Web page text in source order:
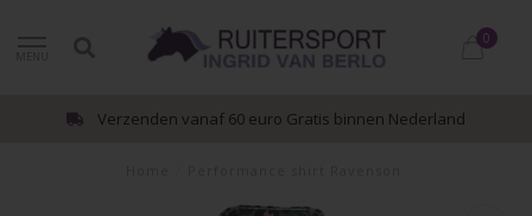
0
Verzenden vanaf 60 euro Gratis binnen Nederland